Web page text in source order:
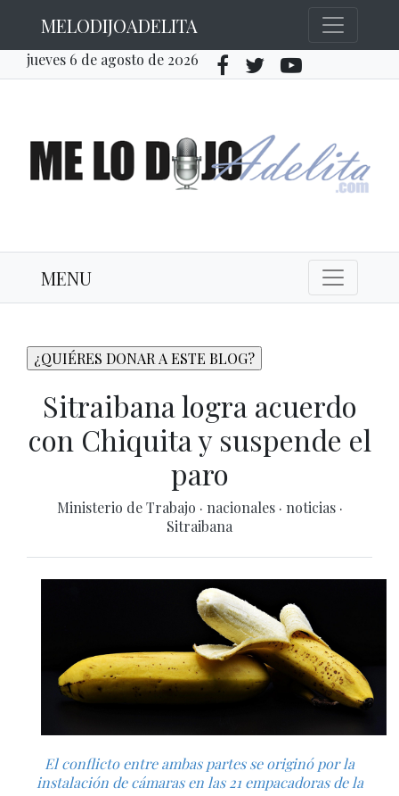
MELODIJOADELITA
jueves 6 de agosto de 2026
MENU
Sitraibana logra acuerdo
con Chiquita y suspende el
paro
Ministerio de Trabajo · nacionales · noticias ·
Sitraibana
El conflicto entre ambas partes se originó por la
instalación de cámaras en las 21 empacadoras de la